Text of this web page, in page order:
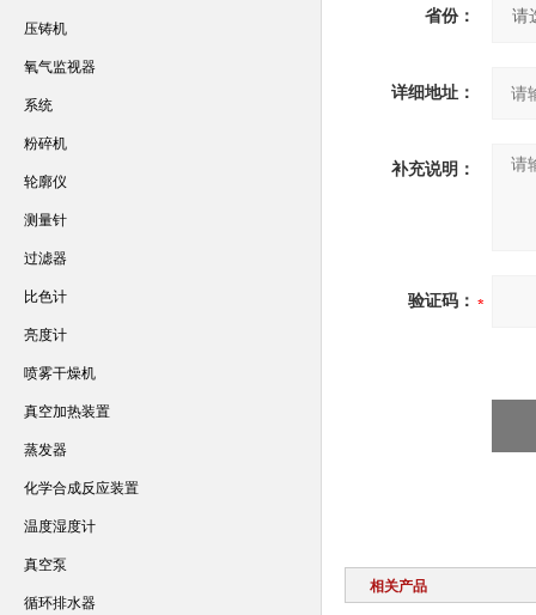
省份：
详细地址：
补充说明：
验证码：
相关产品
压铸机
氧气监视器
系统
粉碎机
轮廓仪
测量针
过滤器
比色计
亮度计
喷雾干燥机
真空加热装置
蒸发器
化学合成反应装置
温度湿度计
真空泵
循环排水器